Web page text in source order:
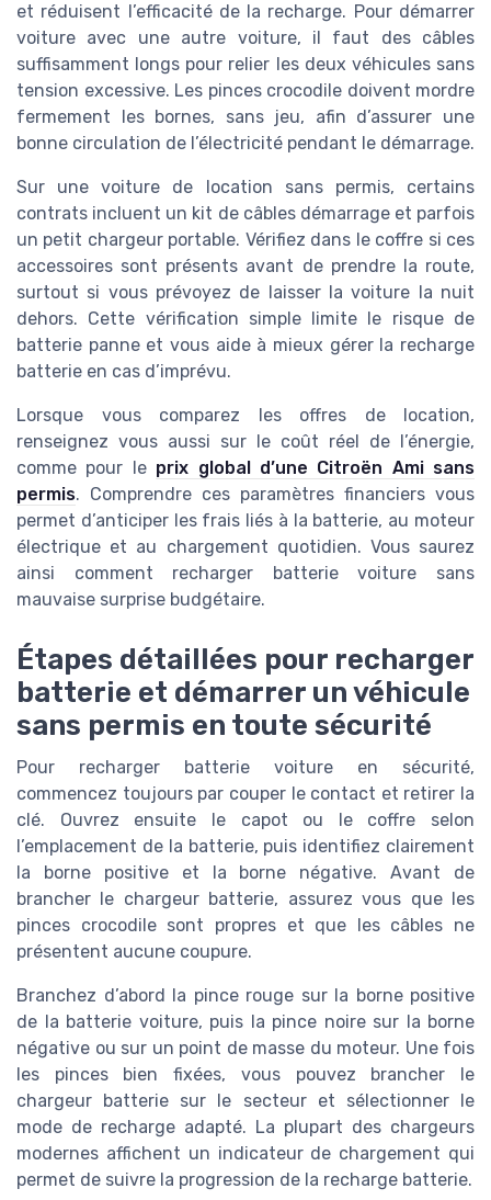
et réduisent l’efficacité de la recharge. Pour démarrer
voiture avec une autre voiture, il faut des câbles
suffisamment longs pour relier les deux véhicules sans
tension excessive. Les pinces crocodile doivent mordre
fermement les bornes, sans jeu, afin d’assurer une
bonne circulation de l’électricité pendant le démarrage.
Sur une voiture de location sans permis, certains
contrats incluent un kit de câbles démarrage et parfois
un petit chargeur portable. Vérifiez dans le coffre si ces
accessoires sont présents avant de prendre la route,
surtout si vous prévoyez de laisser la voiture la nuit
dehors. Cette vérification simple limite le risque de
batterie panne et vous aide à mieux gérer la recharge
batterie en cas d’imprévu.
Lorsque vous comparez les offres de location,
renseignez vous aussi sur le coût réel de l’énergie,
comme pour le prix global d’une Citroën Ami sans
permis. Comprendre ces paramètres financiers vous
permet d’anticiper les frais liés à la batterie, au moteur
électrique et au chargement quotidien. Vous saurez
ainsi comment recharger batterie voiture sans
mauvaise surprise budgétaire.
Étapes détaillées pour recharger
batterie et démarrer un véhicule
sans permis en toute sécurité
Pour recharger batterie voiture en sécurité,
commencez toujours par couper le contact et retirer la
clé. Ouvrez ensuite le capot ou le coffre selon
l’emplacement de la batterie, puis identifiez clairement
la borne positive et la borne négative. Avant de
brancher le chargeur batterie, assurez vous que les
pinces crocodile sont propres et que les câbles ne
présentent aucune coupure.
Branchez d’abord la pince rouge sur la borne positive
de la batterie voiture, puis la pince noire sur la borne
négative ou sur un point de masse du moteur. Une fois
les pinces bien fixées, vous pouvez brancher le
chargeur batterie sur le secteur et sélectionner le
mode de recharge adapté. La plupart des chargeurs
modernes affichent un indicateur de chargement qui
permet de suivre la progression de la recharge batterie.